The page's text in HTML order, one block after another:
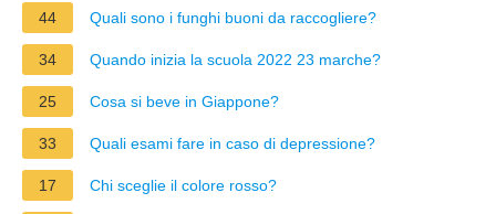
44 Quali sono i funghi buoni da raccogliere?
34 Quando inizia la scuola 2022 23 marche?
25 Cosa si beve in Giappone?
33 Quali esami fare in caso di depressione?
17 Chi sceglie il colore rosso?